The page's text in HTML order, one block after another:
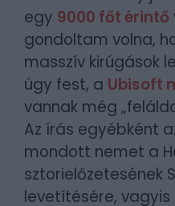
egy 9000 főt érintő
gondoltam volna,
masszív kirúgások
úgy fest, a Ubisoft
vannak még
Az írás egyébként
mondott nemet a
sztorielőzetesének
levetítésére,